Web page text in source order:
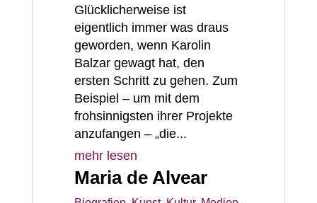
Glücklicherweise ist
eigentlich immer was draus
geworden, wenn Karolin
Balzar gewagt hat, den
ersten Schritt zu gehen. Zum
Beispiel – um mit dem
frohsinnigsten ihrer Projekte
anzufangen – „die...
mehr lesen
Maria de Alvear